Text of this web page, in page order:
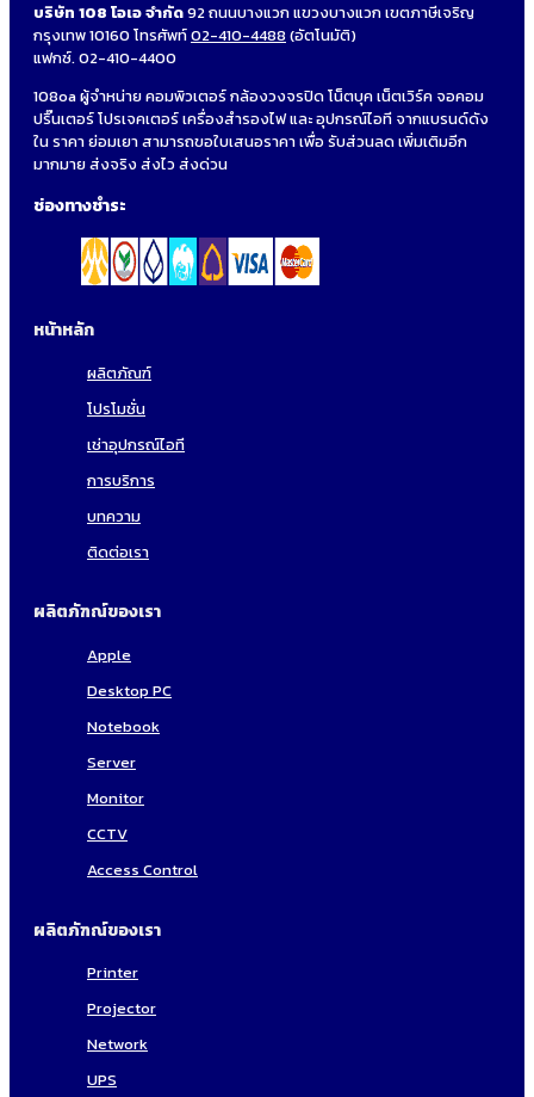
บริษัท 108 โอเอ จำกัด92 ถนนบางแวก แขวงบางแวก เขตภาษีเจริญ
กรุงเทพ 10160 โทรศัพท์02-410-4488 (อัตโนมัติ)
แฟกซ์. 02-410-4400
108oa ผู้จำหน่าย คอมพิวเตอร์ กล้องวงจรปิด โน็ตบุค เน็ตเวิร์ค จอคอม
ปริ๊นเตอร์ โปรเจคเตอร์ เครื่องสำรองไฟ และ อุปกรณ์ไอที จากแบรนด์ดัง
ใน ราคา ย่อมเยา สามารถขอใบเสนอราคา เพื่อ รับส่วนลด เพิ่มเติมอีก
มากมาย ส่งจริง ส่งไว ส่งด่วน
ช่องทางชำระ
หน้าหลัก
ผลิตภัณฑ์
โปรโมชั่น
เช่าอุปกรณ์ไอที
การบริการ
บทความ
ติดต่อเรา
ผลิตภัฑณ์ของเรา
Apple
Desktop PC
Notebook
Server
Monitor
CCTV
Access Control
ผลิตภัฑณ์ของเรา
Printer
Projector
Network
UPS